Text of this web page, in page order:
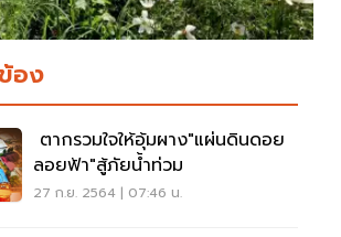
อง
ตากรวมใจให้อุ้มผาง"แผ่นดินดอย
ลอยฟ้า"สู้ภัยน้ำท่วม
27 ก.ย. 2564 | 07:46 น.